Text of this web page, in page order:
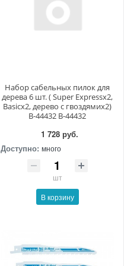
Набор сабельных пилок для
дерева 6 шт. ( Super Expressх2,
Basicх2, дерево с гвоздямих2)
B-44432 B-44432
1 728 руб.
Доступно: много
шт
В корзину